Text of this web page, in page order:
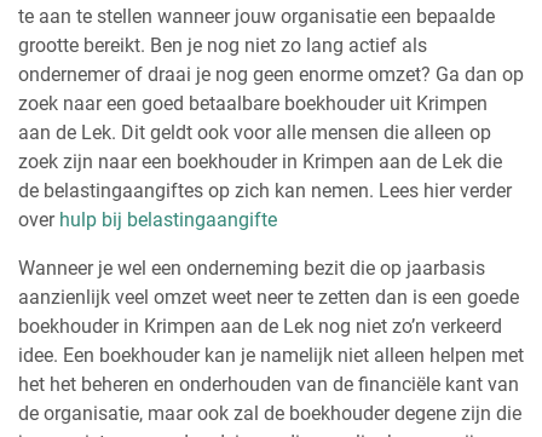
te aan te stellen wanneer jouw organisatie een bepaalde
grootte bereikt. Ben je nog niet zo lang actief als
ondernemer of draai je nog geen enorme omzet? Ga dan op
zoek naar een goed betaalbare boekhouder uit Krimpen
aan de Lek. Dit geldt ook voor alle mensen die alleen op
zoek zijn naar een boekhouder in Krimpen aan de Lek die
de belastingaangiftes op zich kan nemen. Lees hier verder
over hulp bij belastingaangifte
Wanneer je wel een onderneming bezit die op jaarbasis
aanzienlijk veel omzet weet neer te zetten dan is een goede
boekhouder in Krimpen aan de Lek nog niet zo’n verkeerd
idee. Een boekhouder kan je namelijk niet alleen helpen met
het het beheren en onderhouden van de financiële kant van
de organisatie, maar ook zal de boekhouder degene zijn die